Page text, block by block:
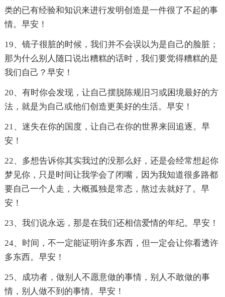
类的已有经验和知识来进行发明创造是一件很了不起的事
情。早安！
19、镜子很脏的时候，我们并不会误以为是自己的脸脏；
那为什么别人随口说出糟糕的话时，我们要觉得糟糕的是
我们自己？早安！
20、有时你会发现，让自己摆脱陈规旧习或困境最好的方
法，就是为自己或他们创造更美好的生活。早安！
21、迷失在你的国度，让自己在你的世界来回追逐。早
安！
22、多想告诉你其实我过的没那么好，还是会经常想起你
梦见你，只是时间让我学会了闭嘴，因为我知道很多路都
要自己一个人走，大概孤独是常态，熬过去就好了。早
安！
23、我们说永远，那是在我们还相信爱情的年纪。早安！
24、时间，不一定能证明许多东西，但一定会让你看透许
多东西。早安！
25、成功者，做别人不愿意做的事情，别人不敢做的事
情，别人做不到的事情。早安！